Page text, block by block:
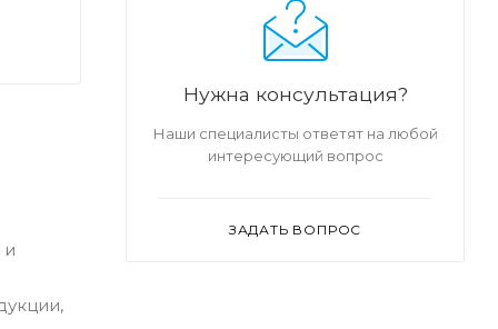
и
Нужна консультация?
Наши специалисты ответят на любой
интересующий вопрос
ЗАДАТЬ ВОПРОС